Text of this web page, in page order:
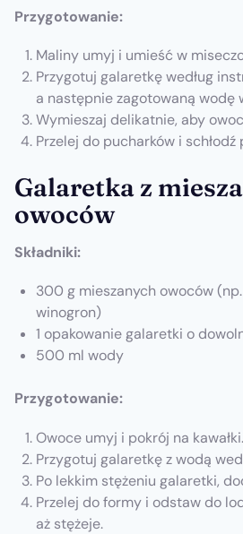
Przygotowanie:
Maliny umyj i umieść w
Przygotuj galaretkę według
a następnie zagotowaną wodę
Wymieszaj delikatnie, aby
Przelej do pucharków i schłodź
Galaretka z
owoców
Składniki:
300 g mieszanych owoców
winogron)
1 opakowanie galaretki o
500 ml wody
Przygotowanie:
Owoce umyj i pokrój na kawałki.
Przygotuj galaretkę z wodą
Po lekkim stężeniu galaretki,
Przelej do formy i odstaw do
aż stężeje.